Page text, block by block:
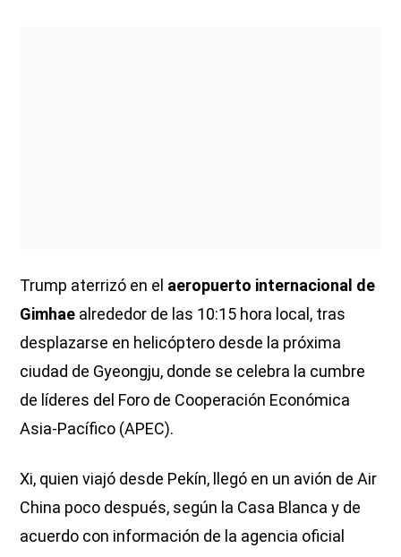
Trump aterrizó en el aeropuerto internacional de
Gimhae alrededor de las 10:15 hora local, tras
desplazarse en helicóptero desde la próxima
ciudad de Gyeongju, donde se celebra la cumbre
de líderes del Foro de Cooperación Económica
Asia-Pacífico (APEC).
Xi, quien viajó desde Pekín, llegó en un avión de Air
China poco después, según la Casa Blanca y de
acuerdo con información de la agencia oficial